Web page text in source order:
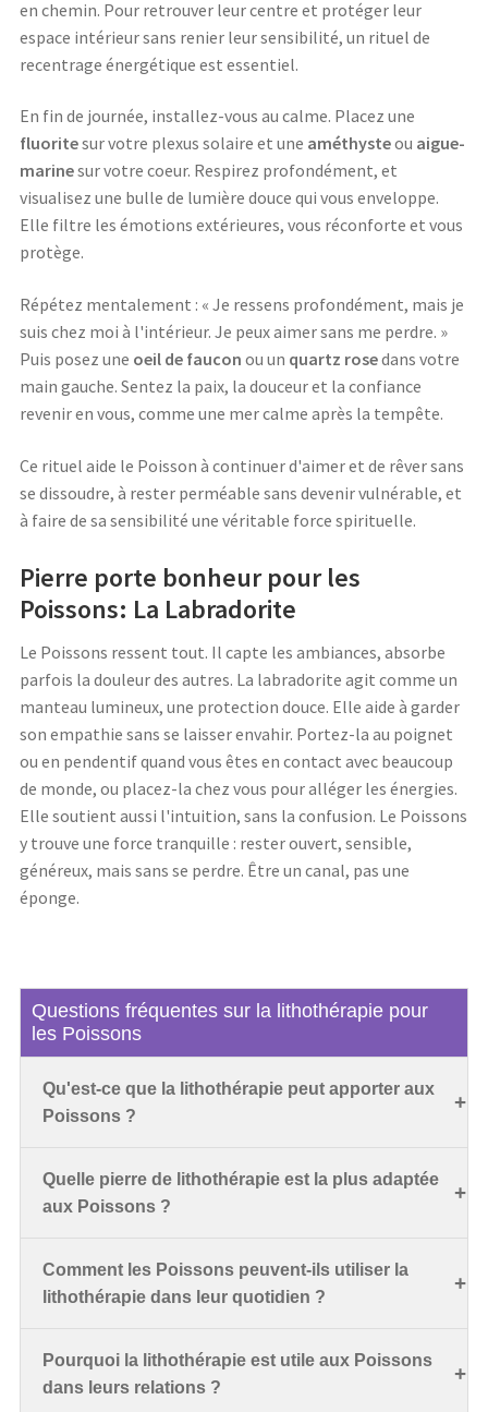
en chemin. Pour retrouver leur centre et protéger leur
espace intérieur sans renier leur sensibilité, un rituel de
recentrage énergétique est essentiel.
En fin de journée, installez-vous au calme. Placez une
fluoritesur votre plexus solaire et une améthysteou aigue-
marinesur votre coeur. Respirez profondément, et
visualisez une bulle de lumière douce qui vous enveloppe.
Elle filtre les émotions extérieures, vous réconforte et vous
protège.
Répétez mentalement : « Je ressens profondément, mais je
suis chez moi à l'intérieur. Je peux aimer sans me perdre. »
Puis posez une oeil de faucon ou un quartz rosedans votre
main gauche. Sentez la paix, la douceur et la confiance
revenir en vous, comme une mer calme après la tempête.
Ce rituel aide le Poisson à continuer d'aimer et de rêver sans
se dissoudre, à rester perméable sans devenir vulnérable, et
à faire de sa sensibilité une véritable force spirituelle.
Pierre porte bonheur pour les
Poissons: La Labradorite
Le Poissons ressent tout. Il capte les ambiances, absorbe
parfois la douleur des autres. La labradorite agit comme un
manteau lumineux, une protection douce. Elle aide à garder
son empathie sans se laisser envahir. Portez-la au poignet
ou en pendentif quand vous êtes en contact avec beaucoup
de monde, ou placez-la chez vous pour alléger les énergies.
Elle soutient aussi l'intuition, sans la confusion. Le Poissons
y trouve une force tranquille : rester ouvert, sensible,
généreux, mais sans se perdre. Être un canal, pas une
éponge.
Questions fréquentes sur la lithothérapie pour
les Poissons
Qu'est-ce que la lithothérapie peut apporter aux
Poissons ?
Quelle pierre de lithothérapie est la plus adaptée
aux Poissons ?
Comment les Poissons peuvent-ils utiliser la
lithothérapie dans leur quotidien ?
Pourquoi la lithothérapie est utile aux Poissons
dans leurs relations ?